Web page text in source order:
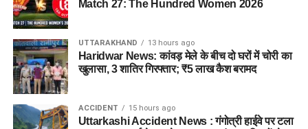
Match 27: The Hundred Women 2026
UTTARAKHAND 13 hours ago
Haridwar News: कांवड़ मेले के बीच दो घरों में चोरी का
खुलासा, 3 शातिर गिरफ्तार; ₹5 लाख कैश बरामद
ACCIDENT 15 hours ago
Uttarkashi Accident News : गंगोत्री हाईवे पर टला